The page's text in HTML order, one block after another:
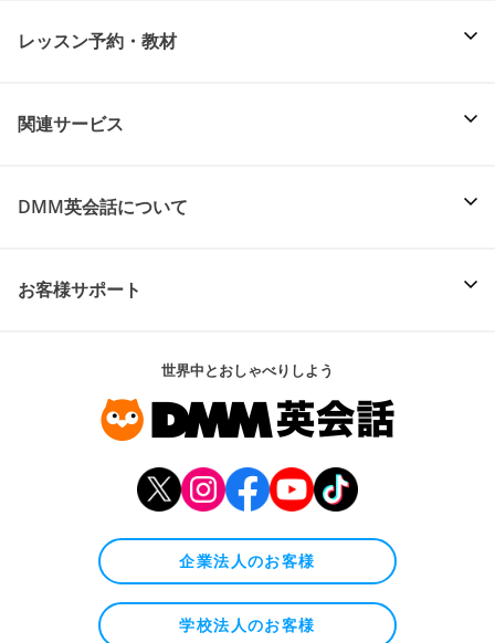
レッスン予約・教材
関連サービス
DMM英会話について
お客様サポート
世界中とおしゃべりしよう
企業法人のお客様
学校法人のお客様